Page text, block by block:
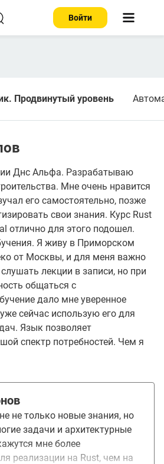
Войти
Продвинутый уровень
Днс Альфа. Разрабатываю
Мне очень нравится
его самостоятельно, позже
свои знания. Курс Rust
отлично для этого подошел.
Я живу в Приморском
от Москвы, и для меня важно
лекции в записи, но при
общаться с
дало мне уверенное
сейчас использую его для
Язык позволяет
спектр потребностей. Чем я
не только новые знания, но
задачи и архитектурные
мне более
реализации на Rust, чем на